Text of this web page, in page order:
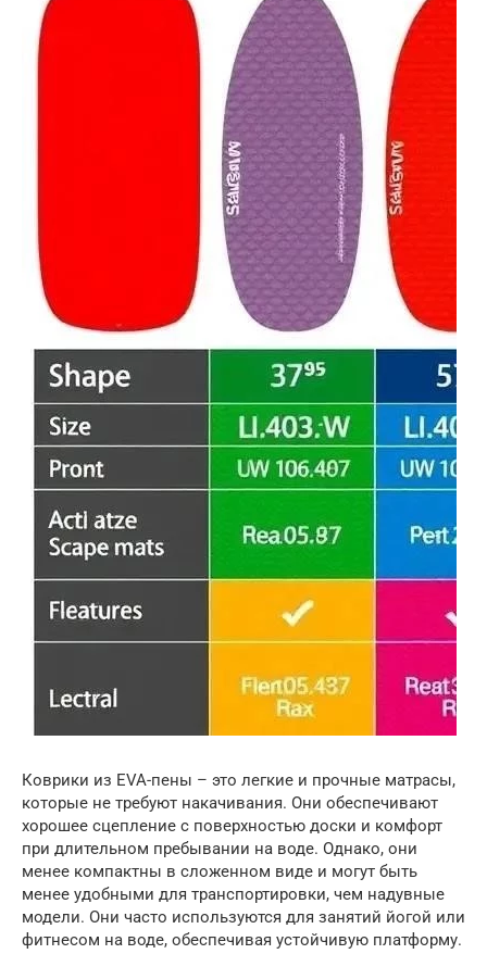
Коврики из EVA-пены – это легкие и прочные матрасы,
которые не требуют накачивания. Они обеспечивают
хорошее сцепление с поверхностью доски и комфорт
при длительном пребывании на воде. Однако, они
менее компактны в сложенном виде и могут быть
менее удобными для транспортировки, чем надувные
модели. Они часто используются для занятий йогой или
фитнесом на воде, обеспечивая устойчивую платформу.